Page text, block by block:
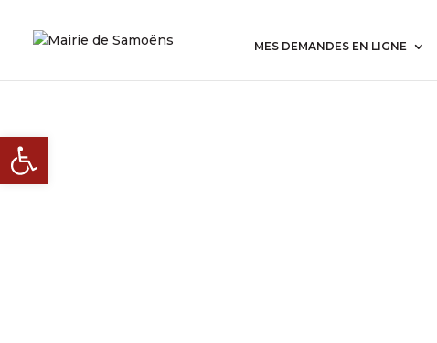
MES DEMANDES EN LIGNE
Ouvrir la barre d’outils